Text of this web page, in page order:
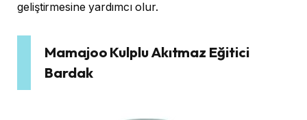
geliştirmesine yardımcı olur.
Mamajoo Kulplu Akıtmaz Eğitici
Bardak